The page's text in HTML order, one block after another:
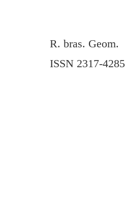
R. bras. Geom.
ISSN 2317-4285